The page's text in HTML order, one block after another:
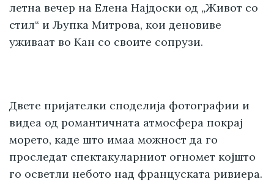
летна вечер на Елена Најдоски од „Живот со
стил“ и Љупка Митрова, кои деновиве
уживаат во Кан со своите сопрузи.
Двете пријателки споделија фотографии и
видеа од романтичната атмосфера покрај
морето, каде што имаа можност да го
проследат спектакуларниот огномет којшто
го осветли небото над француската ривиера.